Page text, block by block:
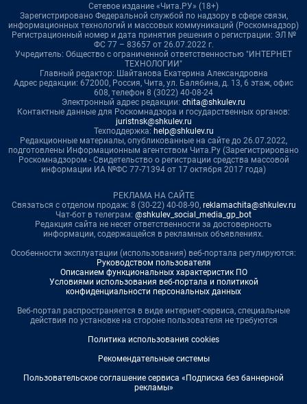
Сетевое издание «Чита.РУ» (18+)
Зарегистрировано Федеральной службой по надзору в сфере связи,
информационных технологий и массовых коммуникаций (Роскомнадзор)
Регистрационный номер и дата принятия решения о регистрации: ЭЛ №
ФС 77 – 83657 от 26.07.2022 г.
Учредитель: Общество с ограниченной ответственностью "ИНТЕРНЕТ
ТЕХНОЛОГИИ"
Главный редактор: Шайтанова Екатерина Александровна
Адрес редакции: 672000, Россия, Чита, ул. Балябина, д. 13, 6 этаж, офис
608, телефон 8 (3022) 40-08-24
Электронный адрес редакции: chita@shkulev.ru
Контактные данные для Роскомнадзора и государственных органов:
juristnsk@shkulev.ru
Техподдержка: help@shkulev.ru
Редакционные материалы, опубликованные на сайте до 26.07.2022,
подготовлены Информационным агентством Чита.Ру (Зарегистрировано
Роскомнадзором - Свидетельство о регистрации средства массовой
информации ИА №ФС 77-71394 от 17 октября 2017 года)
РЕКЛАМА НА САЙТЕ
Связаться с отделом продаж: 8 (30-22) 40-08-90, reklamachita@shkulev.ru
Чат-бот в телеграм: @shkulev_social_media_gp_bot
Редакция сайта не несет ответственности за достоверность
информации, содержащейся в рекламных объявлениях.
Особенности эксплуатации (использования) веб-портала регулируются:
Руководством пользователя
Описанием функциональных характеристик ПО
Условиями использования веб-портала и политикой
конфиденциальности персональных данных
Веб-портал распространяется в виде интернет-сервиса, специальные
действия по установке на стороне пользователя не требуются
Политика использования cookies
Рекомендательные системы
Пользовательское соглашение сервиса «Подписка без баннерной
рекламы»